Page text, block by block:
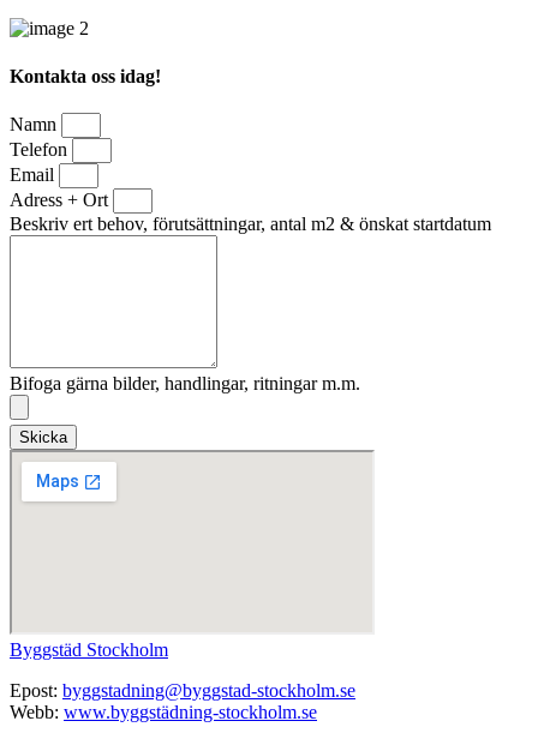
Kontakta oss idag!
Namn
Telefon
Email
Adress + Ort
Beskriv ert behov, förutsättningar, antal m2 & önskat startdatum
Bifoga gärna bilder, handlingar, ritningar m.m.
Skicka
Byggstäd Stockholm
Epost: byggstadning@byggstad-stockholm.se
Webb: www.byggstädning-stockholm.se